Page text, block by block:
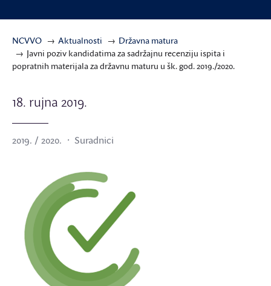
NCVVO Aktualnosti
Državna matura
Javni poziv kandidatima za sadržajnu recenziju ispita i
popratnih materijala za državnu maturu u šk. god. 2019./2020.
18. rujna 2019.
2019. / 2020. Suradnici